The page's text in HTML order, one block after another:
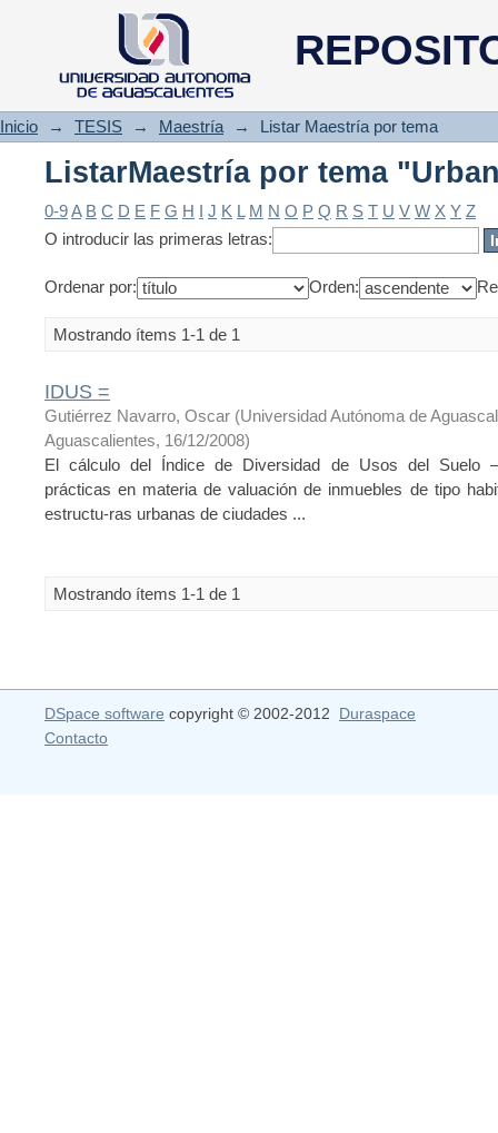
ListarMaestría por tema
Inicio → TESIS → Maestría → Listar Maestría por tema
ListarMaestría por tema
0-9A B C D E F G H I J K L M N O P Q R S T U V W X Y Z
O introducir las primeras letras:
Ordenar por: Orden:
Mostrando ítems 1-1 de 1
IDUS =
Gutiérrez Navarro, Oscar (Universidad Autónoma de
Aguascalientes, 16/12/2008)
El cálculo del Índice de Diversidad de Usos del Suelo
prácticas en materia de valuación de inmuebles de tipo
estructu-ras urbanas de ciudades ...
Mostrando ítems 1-1 de 1
DSpace software copyright © 2002-2012 Duraspace
Contacto